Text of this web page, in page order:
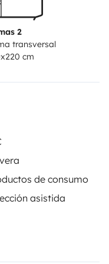
ein
Zeit wohlfühlen
befindet sich eine
2
transversal
cm
de consumo
asistida